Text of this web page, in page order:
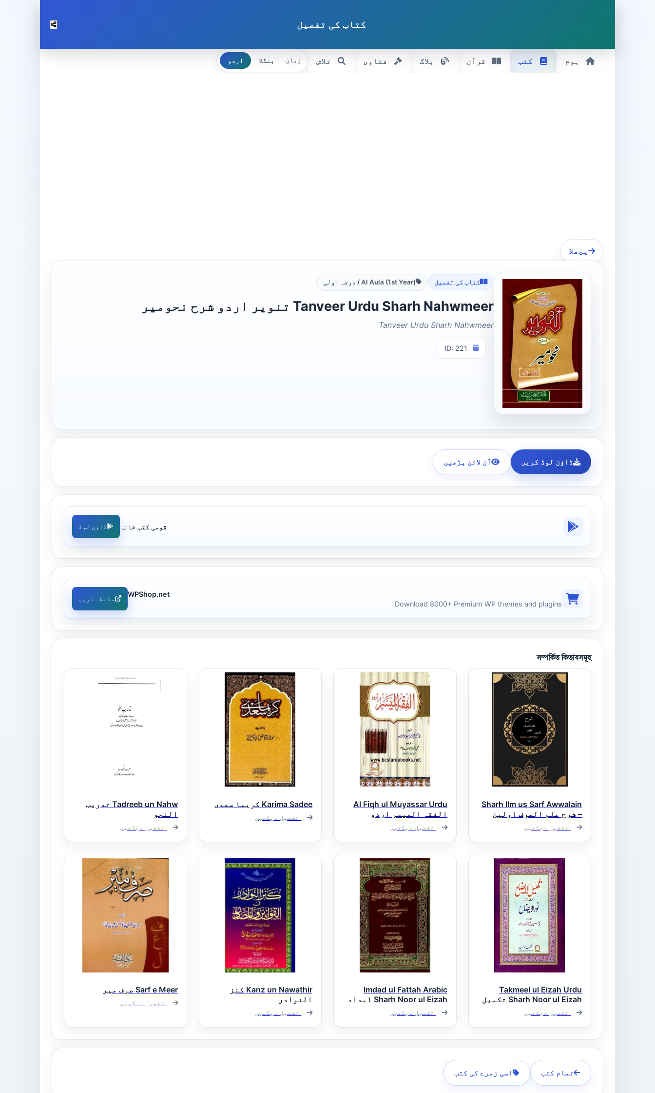
کتاب کی تفصیل
ہوم کتب قرآن بلاگ فتاوی تلاش زبان بنگلا اردو
پچھلا
کتاب کی تفصیل Al Aula (1st Year) / درجہ اولی
Tanveer Urdu Sharh Nahwmeer تنویر اردو شرح نحومیر
Tanveer Urdu Sharh Nahwmeer
ID: 221
ڈاؤن لوڈ کریں آن لائن پڑھیں
قومی کتب خانہ ڈاؤن لوڈ
WPShop.net
Download 8000+ Premium WP themes and plugins
ملاحظہ کریں
সম্পর্কিত কিতাবসমূহ
Sharh Ilm us Sarf Awwalain
– شرح علم الصرف اولین
تفصیل دیکھیں
Al Fiqh ul Muyassar Urdu
الفقہ المیسر اردو
تفصیل دیکھیں
Karima Sadee کریما سعدی
تفصیل دیکھیں
Tadreeb un Nahw تدریب
النحو
تفصیل دیکھیں
Takmeel ul Eizah Urdu
Sharh Noor ul Eizah تکمیل
الایضاح اردو شرح نور
الایضاح
تفصیل دیکھیں
Imdad ul Fattah Arabic
Sharh Noor ul Eizah امداد
الفتاح عربی شرح
نورالایضاح
تفصیل دیکھیں
Kanz un Nawathir کنز
النوادر
تفصیل دیکھیں
Sarf e Meer صرف میر
تفصیل دیکھیں
تمام کتب اسی زمرے کی کتب